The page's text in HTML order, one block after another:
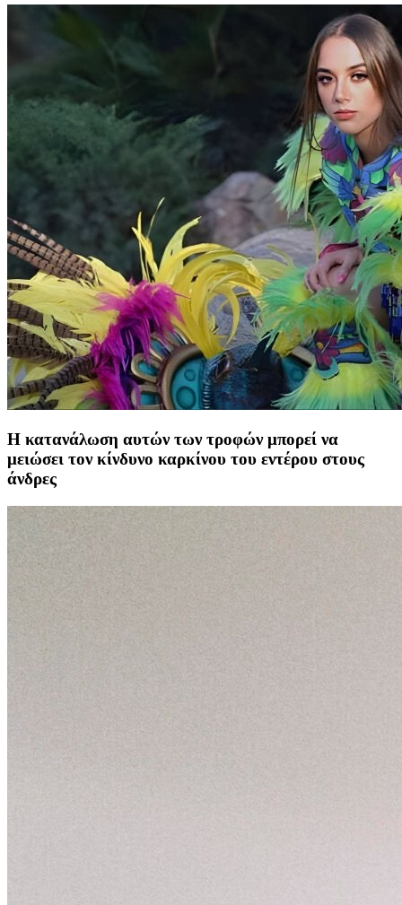
Η κατανάλωση αυτών των τροφών μπορεί να
μειώσει τον κίνδυνο καρκίνου του εντέρου στους
άνδρες